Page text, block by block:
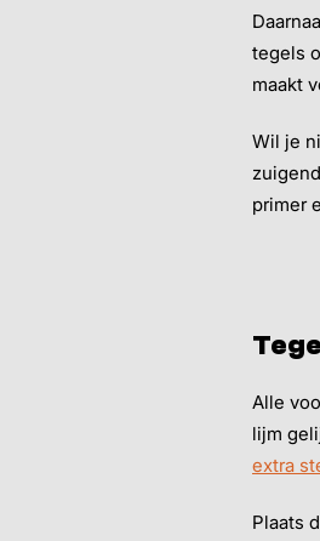
tegels
maakt
Wil je
primer
Alle
lijm
extra
Plaats